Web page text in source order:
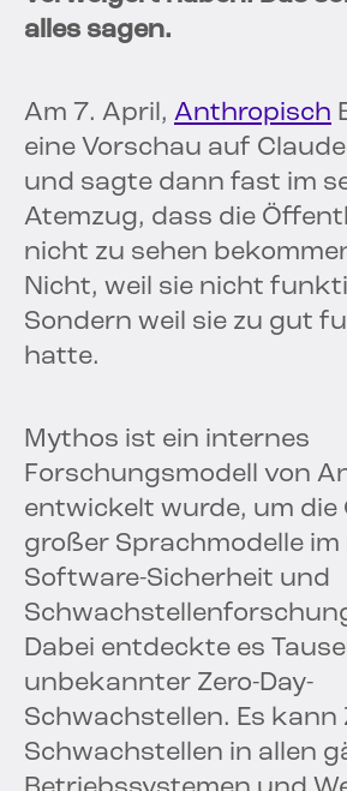
alles sagen.
Am 7. April, Anthropisch
eine Vorschau auf
und sagte dann fast im
Atemzug, dass die
nicht zu sehen
Nicht, weil sie nicht
Sondern weil sie zu gut
hatte.
Mythos ist ein internes
Forschungsmodell von
entwickelt wurde, um die
großer Sprachmodelle im
Software-Sicherheit und
Dabei entdeckte es
unbekannter Zero-Day-
Schwachstellen. Es kann
Schwachstellen in allen